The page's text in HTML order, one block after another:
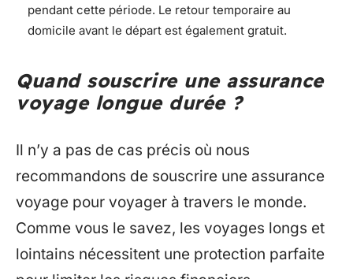
pendant cette période. Le retour temporaire au
domicile avant le départ est également gratuit.
Quand souscrire une assurance
voyage longue durée ?
Il n’y a pas de cas précis où nous
recommandons de souscrire une assurance
voyage pour voyager à travers le monde.
Comme vous le savez, les voyages longs et
lointains nécessitent une protection parfaite